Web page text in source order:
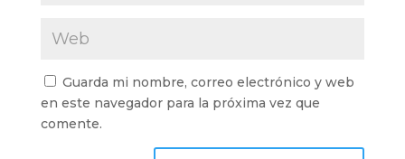
Guarda mi nombre, correo electrónico y web
en este navegador para la próxima vez que
comente.